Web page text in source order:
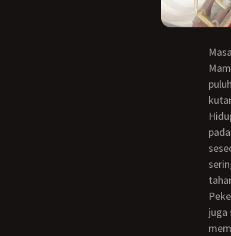
Masa remaja merupakan masa penuh tantangan. Setidaknya itulah yang kurasakan.
Hidup mama mungkin tak semulus pantat bayi. Menikah di usia tiga puluh lima, ke
Pekerjaan mama hanyalah sebagai petugas di perpustakaan daerah. Apabila di rumah,
juga